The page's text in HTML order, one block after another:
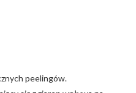
peelingów.